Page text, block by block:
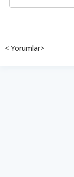
< Yorumlar>